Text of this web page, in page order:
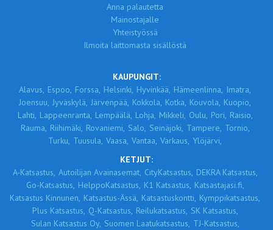
Anna palautetta
Mainostajalle
Yhteistyössä
Ilmoita laittomasta sisällöstä
KAUPUNGIT:
Alavus, Espoo, Forssa, Helsinki, Hyvinkää, Hämeenlinna, Imatra,
Joensuu, Jyväskylä, Järvenpää, Kokkola, Kotka, Kouvola, Kuopio,
Lahti, Lappeenranta, Lempäälä, Lohja, Mikkeli, Oulu, Pori, Raisio,
Rauma, Riihimäki, Rovaniemi, Salo, Seinäjoki, Tampere, Tornio,
Turku, Tuusula, Vaasa, Vantaa, Varkaus, Ylöjärvi,
KETJUT:
A-Katsastus, Autoilijan Avainasemat, CityKatsastus, DEKRA Katsastus,
Go-Katsastus, HelppoKatsastus, K1 Katsastus, Katsastajasi.fi,
Katsastus Kinnunen, Katsastus-Ässä, Katsastuskontti, Kymppikatsastus,
Plus Katsastus, Q-Katsastus, Reilukatsastus, SK Katsastus,
Sulan Katsastus Oy, Suomen Laatukatsastus, TJ-Katsastus,